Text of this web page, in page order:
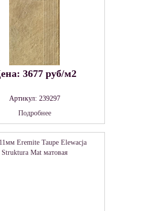
3677 руб/м2
Артикул: 239297
Подробнее
Eremite Taupe Elewacja
Struktura Mat матовая